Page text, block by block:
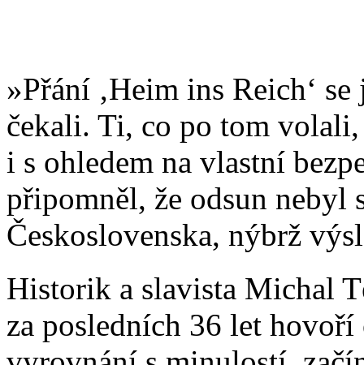
»Přání ‚Heim ins Reich‘
čekali. Ti, co po tom
i s ohledem na vlastní
připomněl, že odsun nebyl
Československa, nýbrž
Historik a slavista Michal
za posledních 36 let